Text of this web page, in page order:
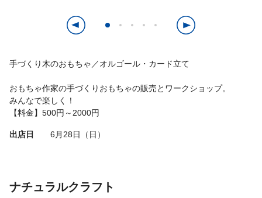
手づくり木のおもちゃ／オルゴール・カード立て
おもちゃ作家の手づくりおもちゃの販売とワークショップ。
みんなで楽しく！
【料金】500円～2000円
出店日 6月28日（日）
ナチュラルクラフト